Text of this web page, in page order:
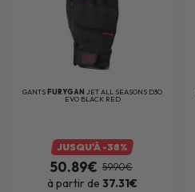
GANTSFURYGANJET ALL SEASONS D3O
EVO BLACK RED
JUSQU'À -38%
50.89€ 59.90€
à partir de37.31€